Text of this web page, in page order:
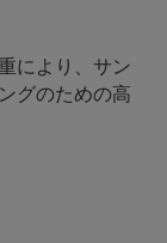
により、サン
グのための高